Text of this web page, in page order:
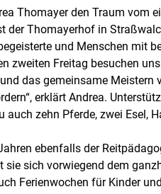
Thomayer den Traum vom
Thomayerhof in
und Menschen mit
zweiten Freitag besuchen
das gemeinsame Meistern
erklärt Andrea.
zehn Pferde, zwei Esel,
ebenfalls der
sie sich vorwiegend dem
Ferienwochen für Kinder